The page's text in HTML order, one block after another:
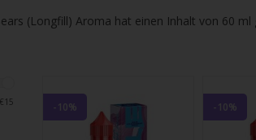
Benutzer
Touch-
(Longfill) Aroma hat einen Inhalt von 60
15 -10% -10%